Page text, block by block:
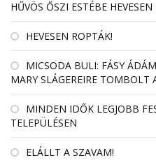
HŰVÖS ŐSZI ESTÉBE HEVESEN
HEVESEN ROPTÁK!
MICSODA BULI: FÁSY
MARY SLÁGEREIRE TOMBOLT
MINDEN IDŐK LEGJOBB
TELEPÜLÉSEN
ELÁLLT A SZAVAM!